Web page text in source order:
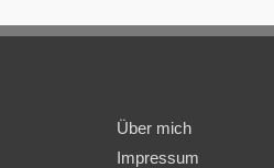
Über mich
Impressum